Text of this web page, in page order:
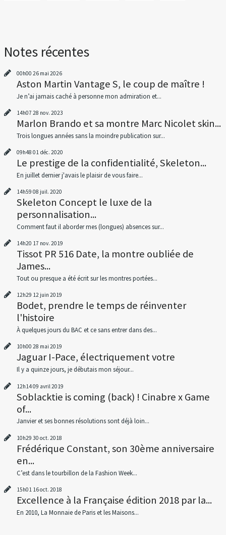
Notes récentes
00h00 26 mai 2026
Aston Martin Vantage S, le coup de maître !
Je n’ai jamais caché à personne mon admiration et...
14h07 28 nov. 2023
Marlon Brando et sa montre Marc Nicolet skin...
Trois longues années sans la moindre publication sur...
09h48 01 déc. 2020
Le prestige de la confidentialité, Skeleton...
En juillet dernier j'avais le plaisir de vous faire...
14h59 08 juil. 2020
Skeleton Concept le luxe de la
personnalisation...
Comment faut il aborder mes (longues) absences sur...
14h20 17 nov. 2019
Tissot PR 516 Date, la montre oubliée de
James...
Tout ou presque a été écrit sur les montres portées...
12h29 12 juin 2019
Bodet, prendre le temps de réinventer
l'histoire
À quelques jours du BAC et ce sans entrer dans des...
10h00 28 mai 2019
Jaguar I-Pace, électriquement votre
Il y a quinze jours, je débutais mon séjour...
12h1409 avril 2019
Soblacktie is coming (back) ! Cinabre x Game
of...
Janvier et ses bonnes résolutions sont déjà loin...
10h29 30 oct. 2018
Frédérique Constant, son 30ème anniversaire
en...
C’est dans le tourbillon de la Fashion Week...
15h01 16oct. 2018
Excellence à la Française édition 2018 par la...
En 2010, La Monnaie de Paris et les Maisons...